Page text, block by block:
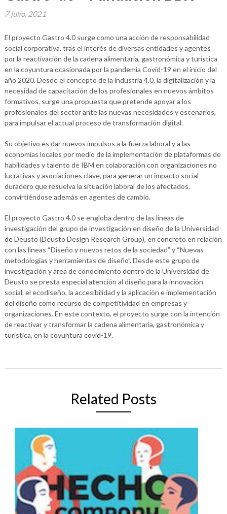
7 julio, 2021
El proyecto Gastro 4.0 surge como una acción de responsabilidad
social corporativa, tras el interés de diversas entidades y agentes
por la reactivación de la cadena alimentaria, gastronómica y turística
en la coyuntura ocasionada por la pandemia Covid-19 en el inicio del
año 2020. Desde el concepto de la industria 4.0, la digitalización y la
necesidad de capacitación de los profesionales en nuevos ámbitos
formativos, surge una propuesta que pretende apoyar a los
profesionales del sector ante las nuevas necesidades y escenarios,
para impulsar el actual proceso de transformación digital.
Su objetivo es dar nuevos impulsos a la fuerza laboral y a las
economías locales por medio de la implementación de plataformas de
habilidades y talento de IBM en colaboración con organizaciones no
lucrativas y asociaciones clave, para generar un impacto social
duradero que resuelva la situación laboral de los afectados,
convirtiéndose además en agentes de cambio.
El proyecto Gastro 4.0 se engloba dentro de las líneas de
investigación del grupo de investigación en diseño de la Universidad
de Deusto (Deusto Design Research Group), en concreto en relación
con las líneas “Diseño y nuevos retos de la sociedad” y “Nuevas
metodologías y herramientas de diseño”. Desde este grupo de
investigación y área de conocimiento dentro de la Universidad de
Deusto se presta especial atención al diseño para la innovación
social, el ecodiseño, la accesibilidad y la aplicación e implementación
del diseño como recurso de competitividad en empresas y
organizaciones. En este contexto, el proyecto surge con la intención
de reactivar y transformar la cadena alimentaria, gastronómica y
turística, en la coyuntura covid-19.
Related Posts